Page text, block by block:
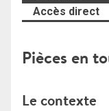
Accès direct
Pièces en
Le contexte